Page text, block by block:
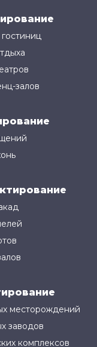
залов
месторождений
заводов
комплексов